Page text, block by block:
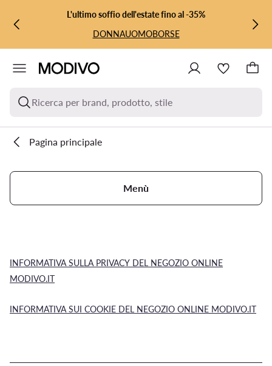
VAI AL CONTENUTO PRINCIPALE
VAI ALLA RICERCAL'ultimo soffio dell'estate fino al -35%
DONNAUOMOBORSE
Ricerca per brand, prodotto, stile
Pagina principale
Menù
INFORMATIVA SULLA PRIVACY DEL NEGOZIO ONLINE
MODIVO.IT
INFORMATIVA SUI COOKIE DEL NEGOZIO ONLINE MODIVO.IT